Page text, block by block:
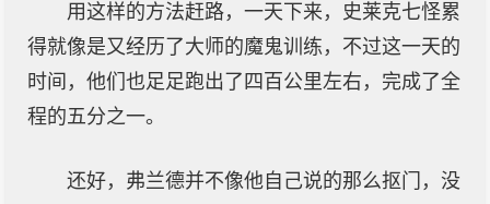
用这样的方法赶路，一天下来，史莱克七怪累
得就像是又经历了大师的魔鬼训练，不过这一天的
时间，他们也足足跑出了四百公里左右，完成了全
程的五分之一。
还好，弗兰德并不像他自己说的那么抠门，没